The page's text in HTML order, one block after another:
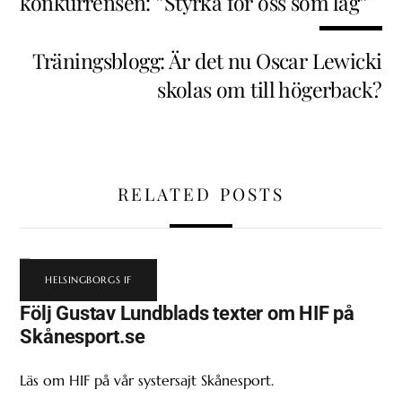
Träningsblogg: Är det nu Oscar Lewicki
skolas om till högerback?
RELATED POSTS
HELSINGBORGS IF
Följ Gustav Lundblads texter om HIF på
Skånesport.se
Läs om HIF på vår systersajt Skånesport.